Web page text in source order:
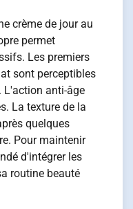
crème de jour au
permet
Les premiers
sont perceptibles
L'action anti-âge
La texture de la
quelques
Pour maintenir
d'intégrer les
routine beauté